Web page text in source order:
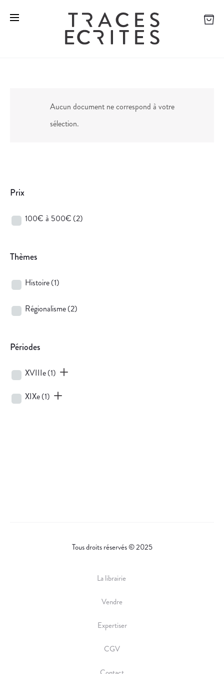
Aucun document ne correspond à votre
sélection.
Prix
100€ à 500€ (2)
Thèmes
Histoire(1)
Régionalisme(2)
Périodes
XVIIIe(1)
XIXe(1)
Tous droits réservés © 2025
La librairie
Vendre
Expertiser
CGV